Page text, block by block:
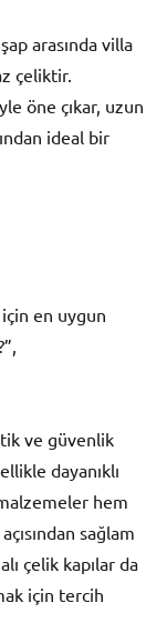
arasında villa
çeliktir.
öne çıkar, uzun
ideal bir
için en uygun
ve güvenlik
dayanıklı
hem
sağlam
çelik kapılar da
için tercih